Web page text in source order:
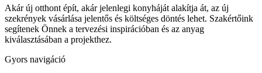
Akár új otthont épít, akár jelenlegi konyháját alakítja át, az új
szekrények vásárlása jelentős és költséges döntés lehet. Szakértőink
segítenek Önnek a tervezési inspirációban és az anyag
kiválasztásában a projekthez.
Gyors navigáció